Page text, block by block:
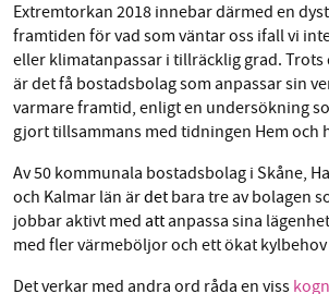
Extremtorkan 2018 innebar därmed en
framtiden för vad som väntar oss ifall vi
eller klimatanpassar i tillräcklig grad.
är det få bostadsbolag som anpassar sin
varmare framtid, enligt en undersökning
gjort tillsammans med tidningen Hem och
Av50 kommunala bostadsbolag i Skåne,
och Kalmar län ärdet bara tre av bolagen
jobbar aktivt med attanpassa sina
med fler värmeböljor och ett ökat kylbehov
Det verkar med andra ord råda en viss